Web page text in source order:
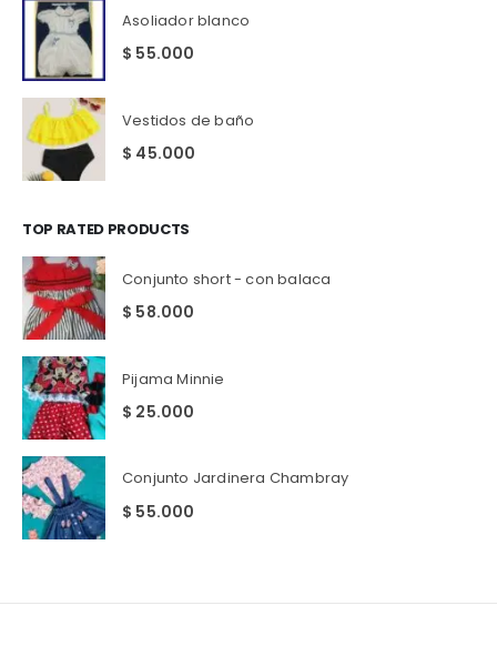
Asoliador blanco
$ 55.000
Vestidos de baño
$ 45.000
TOP RATED PRODUCTS
Conjunto short - con balaca
$ 58.000
Pijama Minnie
$ 25.000
Conjunto Jardinera Chambray
$ 55.000